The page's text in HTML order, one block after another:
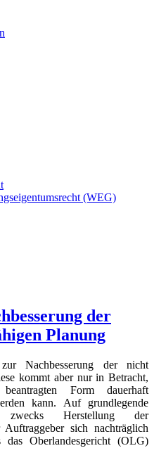
(WEG)
der
Planung
Nachbesserung der nicht
kommt aber nur in Betracht,
Form dauerhaft
kann. Auf grundlegende
Herstellung der
sich nachträglich
Oberlandesgericht (OLG)